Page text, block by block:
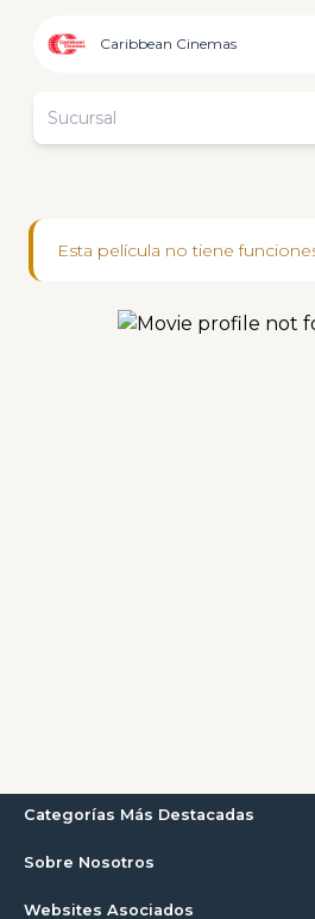
Caribbean Cinemas
Sucursal
Esta película no tiene
Categorías Más Destacadas
Sobre Nosotros
Websites Asociados